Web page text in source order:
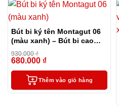
Bút bi ký tên Montagut 06
(màu xanh) – Bút bi cao
cấp làm quà tặng sếp
930.000₫
680.000 ₫
Thêm vào giỏ hàng